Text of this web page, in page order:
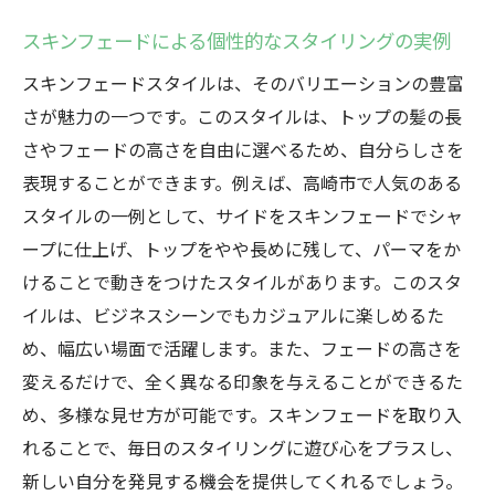
スキンフェードによる個性的なスタイリングの実例
スキンフェードスタイルは、そのバリエーションの豊富
さが魅力の一つです。このスタイルは、トップの髪の長
さやフェードの高さを自由に選べるため、自分らしさを
表現することができます。例えば、高崎市で人気のある
スタイルの一例として、サイドをスキンフェードでシャ
ープに仕上げ、トップをやや長めに残して、パーマをか
けることで動きをつけたスタイルがあります。このスタ
イルは、ビジネスシーンでもカジュアルに楽しめるた
め、幅広い場面で活躍します。また、フェードの高さを
変えるだけで、全く異なる印象を与えることができるた
め、多様な見せ方が可能です。スキンフェードを取り入
れることで、毎日のスタイリングに遊び心をプラスし、
新しい自分を発見する機会を提供してくれるでしょう。